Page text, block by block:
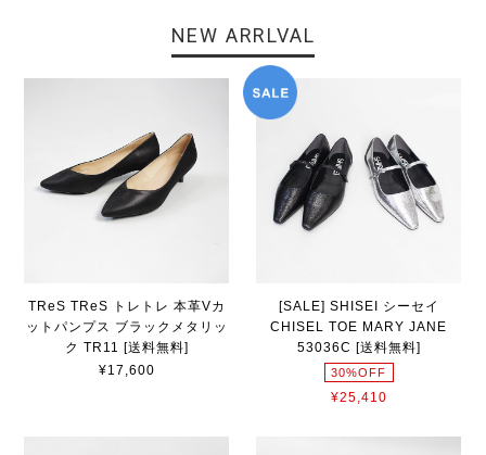
NEW ARRLVAL
TReS TReS トレトレ 本革Vカ
ットパンプス ブラックメタリッ
ク TR11 [送料無料]
¥17,600
[SALE] SHISEI シーセイ
CHISEL TOE MARY JANE
53036C [送料無料]
30%OFF
¥25,410